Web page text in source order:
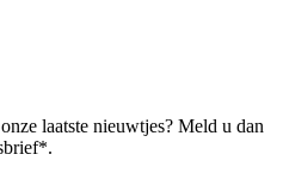
laatste nieuwtjes? Meld u dan